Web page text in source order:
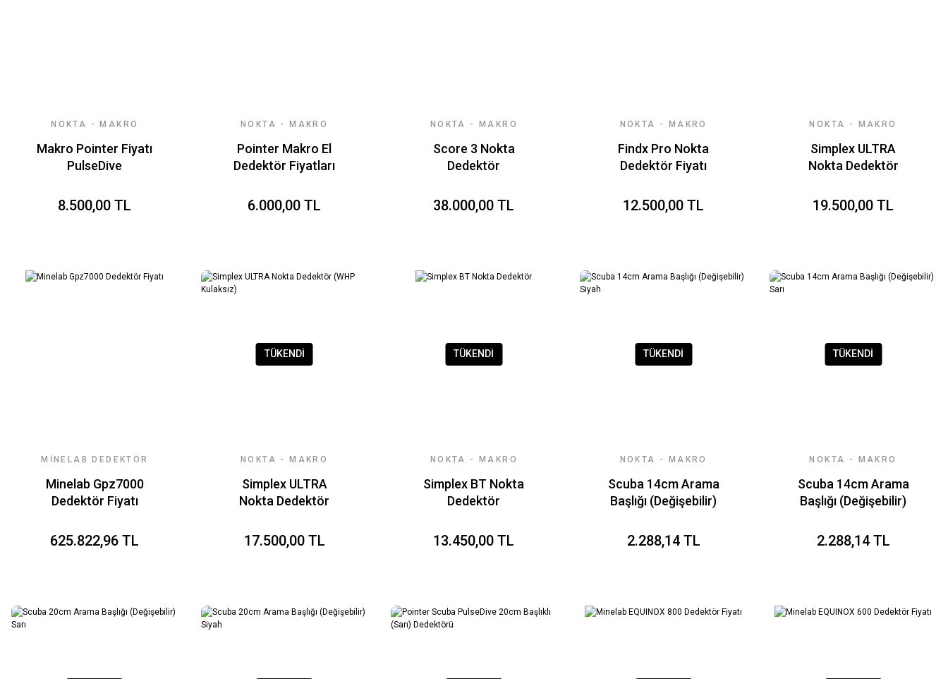
NOKTA - MAKRO
Makro Pointer Fiyatı
PulseDive
8.500,00 TL
NOKTA - MAKRO
Pointer Makro El
Dedektör Fiyatları
6.000,00 TL
NOKTA - MAKRO
Score 3 Nokta
Dedektör
38.000,00 TL
NOKTA - MAKRO
Findx Pro Nokta
Dedektör Fiyatı
12.500,00 TL
NOKTA - MAKRO
Simplex ULTRA
Nokta Dedektör
19.500,00 TL
MINELAB DEDEKTÖR
Minelab Gpz7000
Dedektör Fiyatı
625.822,96 TL
TÜKENDİ
NOKTA - MAKRO
Simplex ULTRA
Nokta Dedektör
17.500,00 TL
TÜKENDİ
NOKTA - MAKRO
Simplex BT Nokta
Dedektör
13.450,00 TL
TÜKENDİ
NOKTA - MAKRO
Scuba 14cm Arama
Başlığı (Değişebilir)
2.288,14 TL
TÜKENDİ
NOKTA - MAKRO
Scuba 14cm Arama
Başlığı (Değişebilir)
2.288,14 TL